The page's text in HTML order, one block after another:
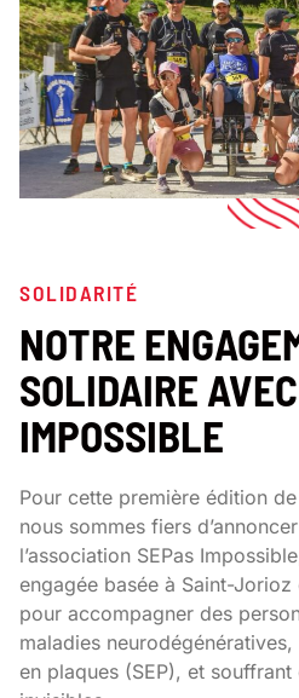
SOLIDARITÉ
NOTRE
SOLIDAIRE
IMPOSSIBLE
Pour cette première édition
nous sommes fiers
l’association SEPas
engagée basée à Saint-
pour accompagner des
maladies
en plaques (SEP), et